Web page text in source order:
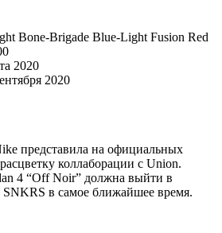
Bone-Brigade Blue-Light Fusion Red
2020
2020
представила на официальных
коллаборации с Union.
4 “Off Noir” должна выйти в
SNKRS в самое ближайшее время.